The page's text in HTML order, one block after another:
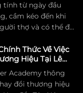
tính từ ngày đầu
cầm kéo đến khi
thợ và có thể đi
nghiệm đào tạo
hiểu rằng bên
học chung thì việc
trình riêng phù
Thức Về Việc
Hiệu Tại Lê
Academy thông
đổi thương hiệu